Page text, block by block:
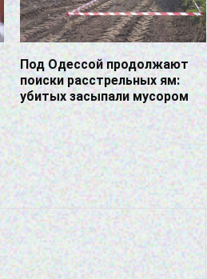
Под Одессой продолжают
поиски расстрельных ям:
убитых засыпали мусором